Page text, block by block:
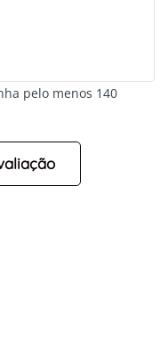
pelo menos 140